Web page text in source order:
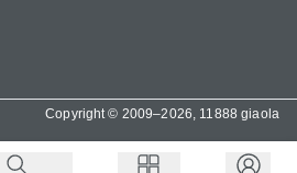
Copyright © 2009–2026, 11888 giaola